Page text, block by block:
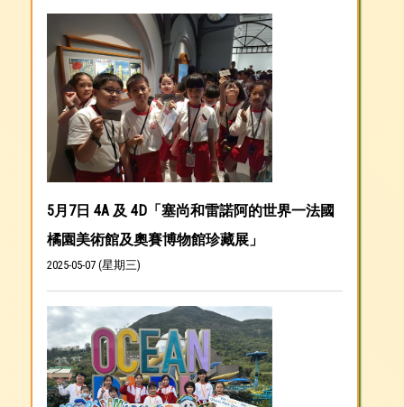
5月7日 4A 及 4D「塞尚和雷諾阿的世界一法國
橘園美術館及奧賽博物館珍藏展」
2025-05-07 (星期三)